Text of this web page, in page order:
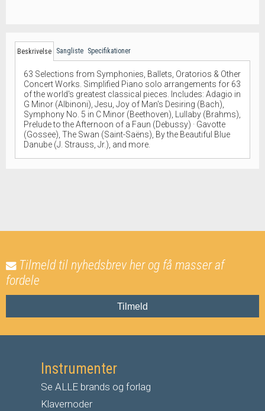
Beskrivelse Sangliste Specifikationer
63 Selections from Symphonies, Ballets, Oratorios & Other
Concert Works. Simplified Piano solo arrangements for 63
of the world's greatest classical pieces. Includes: Adagio in
G Minor (Albinoni), Jesu, Joy of Man's Desiring (Bach),
Symphony No. 5 in C Minor (Beethoven), Lullaby (Brahms),
Prelude to the Afternoon of a Faun (Debussy) · Gavotte
(Gossee), The Swan (Saint-Saëns), By the Beautiful Blue
Danube (J. Strauss, Jr.), and more.
Tilmeld til nyhedsbrev her og få masser af
fordele
Tilmeld
Instrumenter
Se ALLE brands og forlag
Klavernoder